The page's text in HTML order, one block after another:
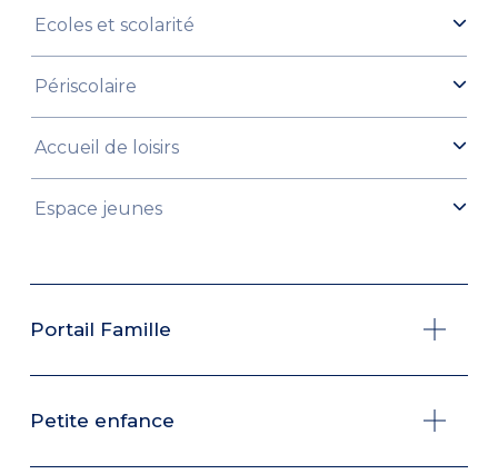
Ecoles et scolarité
Périscolaire
Accueil de loisirs
Espace jeunes
Portail Famille
Petite enfance